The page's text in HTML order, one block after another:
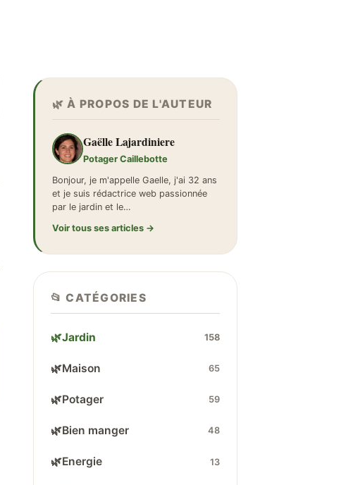
🌿 À PROPOS DE L'AUTEUR
Gaëlle Lajardiniere
Potager Caillebotte
Bonjour, je m'appelle Gaelle, j'ai 32 ans
et je suis rédactrice web passionnée
par le jardin et le…
Voir tous ses articles →
📂 CATÉGORIES
🌿Jardin 158
🌿Maison 65
🌿Potager 59
🌿Bien manger 48
🌿Energie 13